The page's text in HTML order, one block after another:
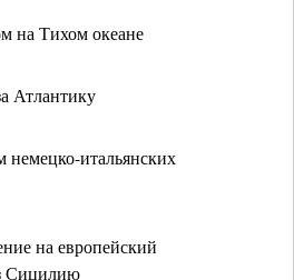
на Тихом океане
Атлантику
немецко-итальянских
на европейский
Сицилию